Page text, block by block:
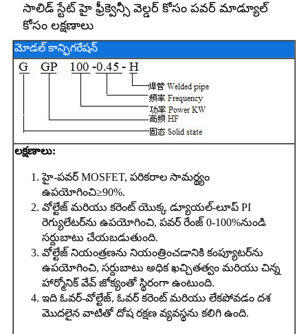
సాలిడ్ స్టేట్ హై ఫ్రీక్వెన్సీ వెల్డర్ కోసం పవర్ మాడ్యూల్
కోసం లక్షణాలు
మోడల్ కాన్ఫిగరేషన్
లక్షణాలు:
హై-పవర్ MOSFET, పరికరాల సామర్థ్యం
ఉపయోగించి≥90%.
వోల్టేజ్ మరియు కరెంట్ యొక్క డ్యూయల్-లూప్ PI
రెగ్యులేటర్‌ను ఉపయోగించి, పవర్ రేంజ్ 0-100%నుండి
సర్దుబాటు చేయబడుతుంది.
వోల్టేజ్ నియంత్రణను నియంత్రించడానికి కంప్యూటర్‌ను
ఉపయోగించి, సర్దుబాటు అధిక ఖచ్చితత్వం మరియు చిన్న
హార్మోనిక్ వేవ్ జోక్యంతో స్థిరంగా ఉంటుంది.
ఇది ఓవర్-వోల్టేజ్, ఓవర్ కరెంట్ మరియు లేకపోవడం దశ
మొదలైన వాటితో దోష రక్షణ వ్యవస్థను కలిగి ఉంది.